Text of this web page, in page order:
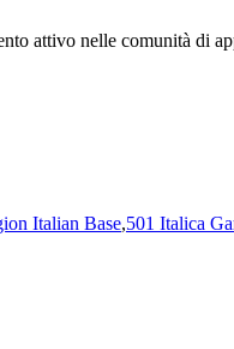
attivo nelle comunità di
Italian Base,501 Italica